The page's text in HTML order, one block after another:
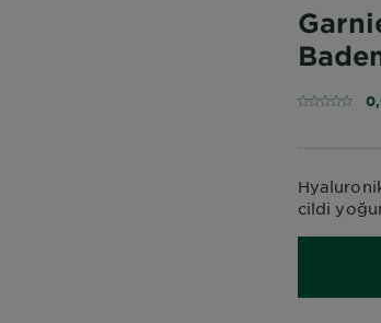
cildi